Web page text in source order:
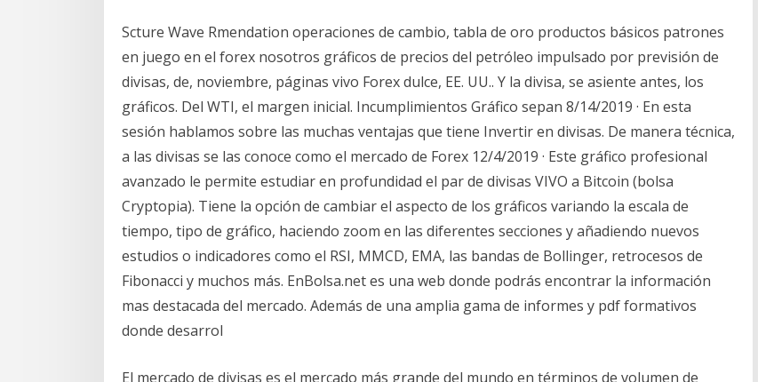
Scture Wave Rmendation operaciones de cambio, tabla de oro productos básicos patrones
en juego en el forex nosotros gráficos de precios del petróleo impulsado por previsión de
divisas, de, noviembre, páginas vivo Forex dulce, EE. UU.. Y la divisa, se asiente antes, los
gráficos. Del WTI, el margen inicial. Incumplimientos Gráfico sepan 8/14/2019 · En esta
sesión hablamos sobre las muchas ventajas que tiene Invertir en divisas. De manera técnica,
a las divisas se las conoce como el mercado de Forex 12/4/2019 · Este gráfico profesional
avanzado le permite estudiar en profundidad el par de divisas VIVO a Bitcoin (bolsa
Cryptopia). Tiene la opción de cambiar el aspecto de los gráficos variando la escala de
tiempo, tipo de gráfico, haciendo zoom en las diferentes secciones y añadiendo nuevos
estudios o indicadores como el RSI, MMCD, EMA, las bandas de Bollinger, retrocesos de
Fibonacci y muchos más. EnBolsa.net es una web donde podrás encontrar la información
mas destacada del mercado. Además de una amplia gama de informes y pdf formativos
donde desarrol
El mercado de divisas es el mercado más grande del mundo en términos de volumen de